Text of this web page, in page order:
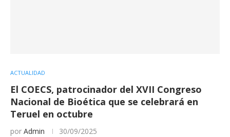
ACTUALIDAD
El COECS, patrocinador del XVII Congreso
Nacional de Bioética que se celebrará en
Teruel en octubre
por Admin 30/09/2025